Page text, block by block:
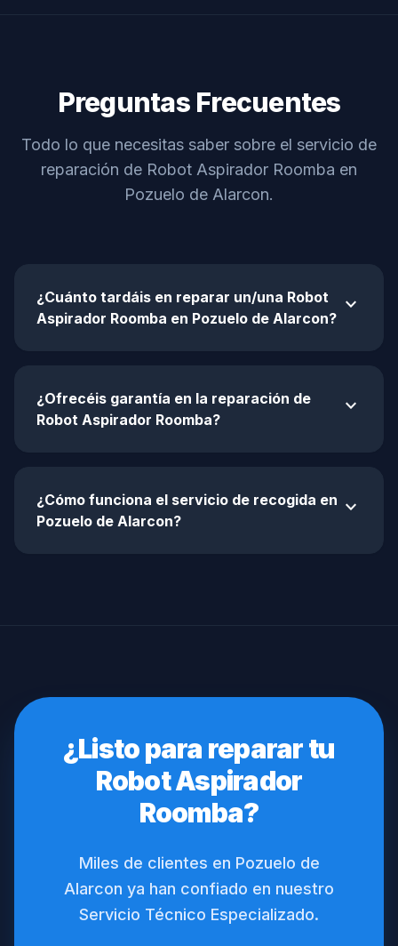
Preguntas Frecuentes
Todo lo que necesitas saber sobre el servicio de
reparación de Robot Aspirador Roomba en
Pozuelo de Alarcon.
¿Cuánto tardáis en reparar un/una Robot
Aspirador Roomba en Pozuelo de Alarcon?
expand_more
¿Ofrecéis garantía en la reparación de
Robot Aspirador Roomba?
expand_more
¿Cómo funciona el servicio de recogida en
Pozuelo de Alarcon?
expand_more
¿Listo para reparar tu
Robot Aspirador
Roomba?
Miles de clientes en Pozuelo de
Alarcon ya han confiado en nuestro
Servicio Técnico Especializado.